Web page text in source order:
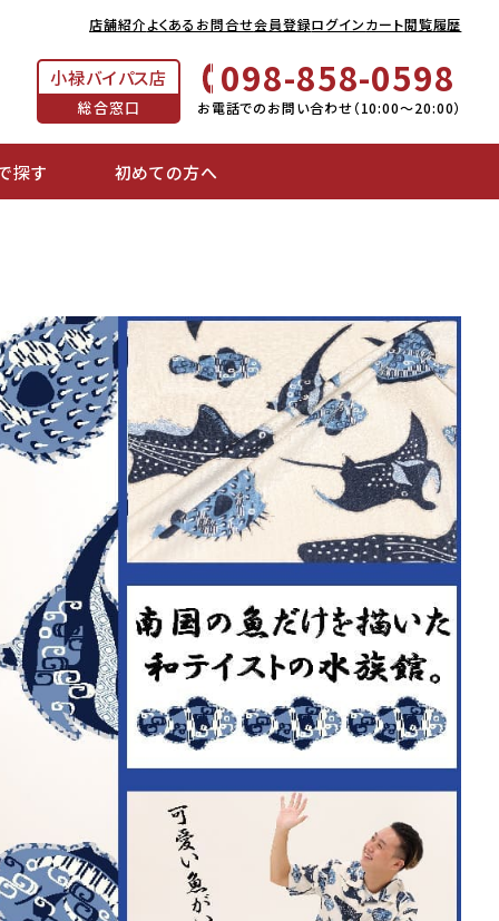
店舗紹介よくあるお問合せ会員登録ログインカート閲覧履歴
小禄バイパス店
総合窓口
098-858-0598
お電話でのお問い合わせ（10:00～20:00）
探す 初めての方へ